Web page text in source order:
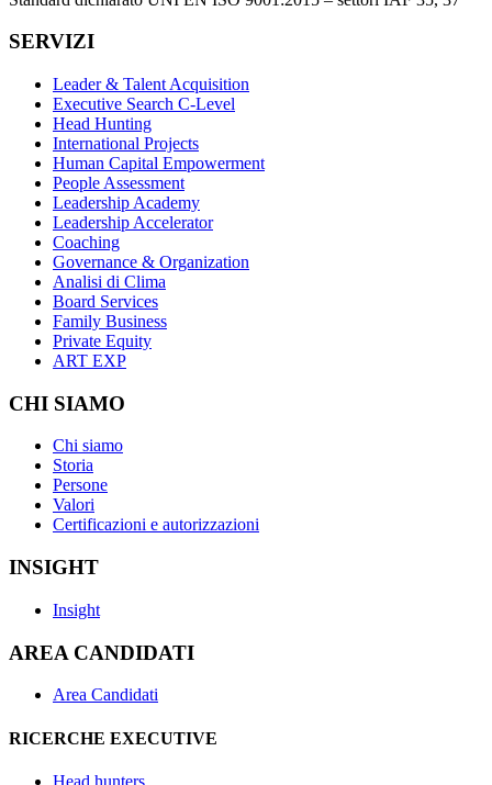
SERVIZI
Leader & Talent Acquisition
Executive Search C-Level
Head Hunting
International Projects
Human Capital Empowerment
People Assessment
Leadership Academy
Leadership Accelerator
Coaching
Governance & Organization
Analisi di Clima
Board Services
Family Business
Private Equity
ART EXP
CHI SIAMO
Chi siamo
Storia
Persone
Valori
Certificazioni e autorizzazioni
INSIGHT
Insight
AREA CANDIDATI
Area Candidati
RICERCHE EXECUTIVE
Head hunters